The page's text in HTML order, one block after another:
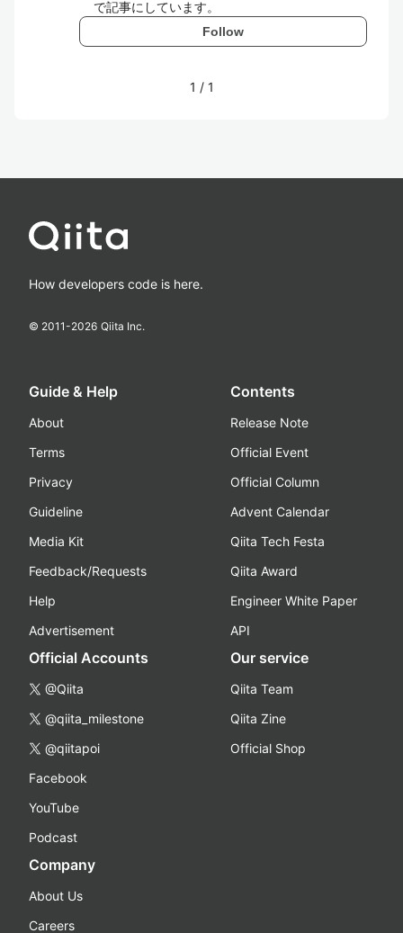
で記事にしています。
Follow
1 / 1
How developers code is here.
© 2011-2026 Qiita Inc.
Guide & Help
About
Terms
Privacy
Guideline
Media Kit
Feedback/Requests
Help
Advertisement
Contents
Release Note
Official Event
Official Column
Advent Calendar
Qiita Tech Festa
Qiita Award
Engineer White Paper
API
Official Accounts
@Qiita
@qiita_milestone
@qiitapoi
Facebook
YouTube
Podcast
Our service
Qiita Team
Qiita Zine
Official Shop
Company
About Us
Careers